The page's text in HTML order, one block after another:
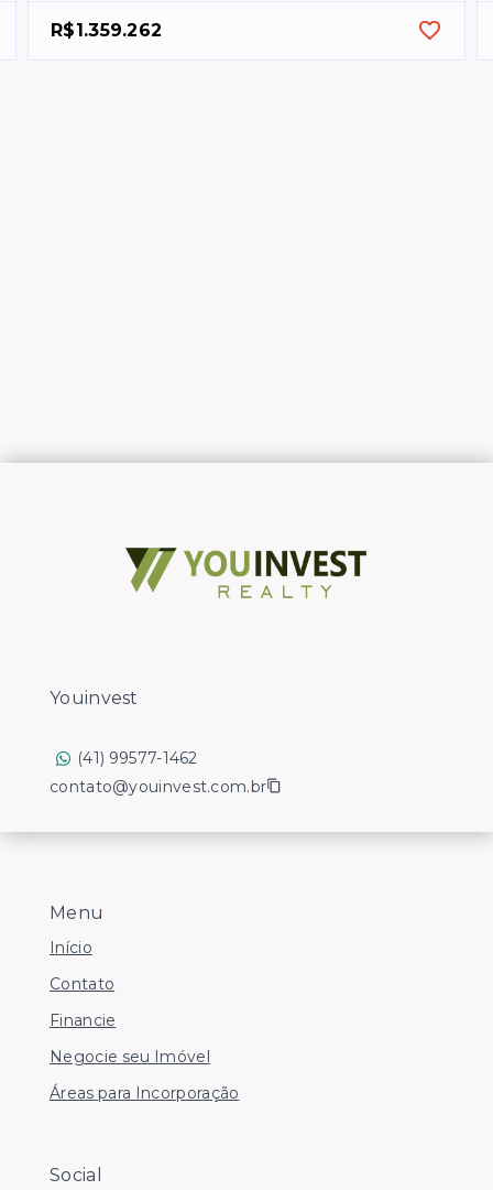
R$1.359.262
Menu
Início
Contato
Financie
Negocie seu Imóvel
Áreas para Incorporação
Social
Youinvest
(41) 99577-1462
contato@youinvest.com.br